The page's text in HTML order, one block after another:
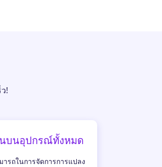
!
บนอุปกรณ์ทั้งหมด
รถในการจัดการการแปลง